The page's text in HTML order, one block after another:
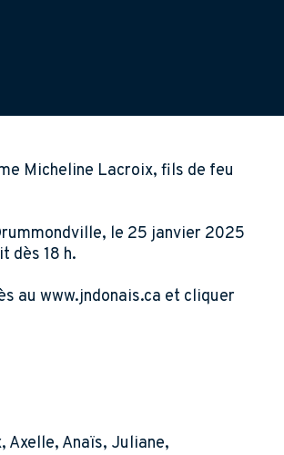
Micheline Lacroix, fils de feu
le 25 janvier 2025
dès 18 h.
au www.jndonais.ca et cliquer
Axelle, Anaïs, Juliane,